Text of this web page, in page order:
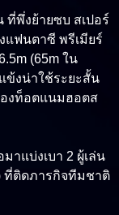
ที่พึ่งย้ายซบ สเปอร์
ฟนตาซี พรีเมียร์
(65m ใน
ข้งน่าใช้ระยะสั้น
งท็อตแนมฮอตส
าแบ่งเบา 2 ผู้เล่น
ที่ติดภารกิจทีมชาติ